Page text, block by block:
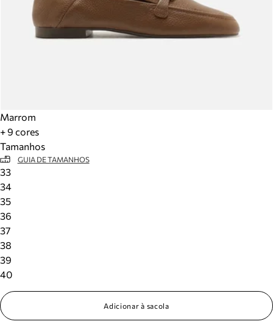
Marrom
+ 9 cores
Tamanhos
GUIA DE TAMANHOS
33
34
35
36
37
38
39
40
Adicionar à sacola